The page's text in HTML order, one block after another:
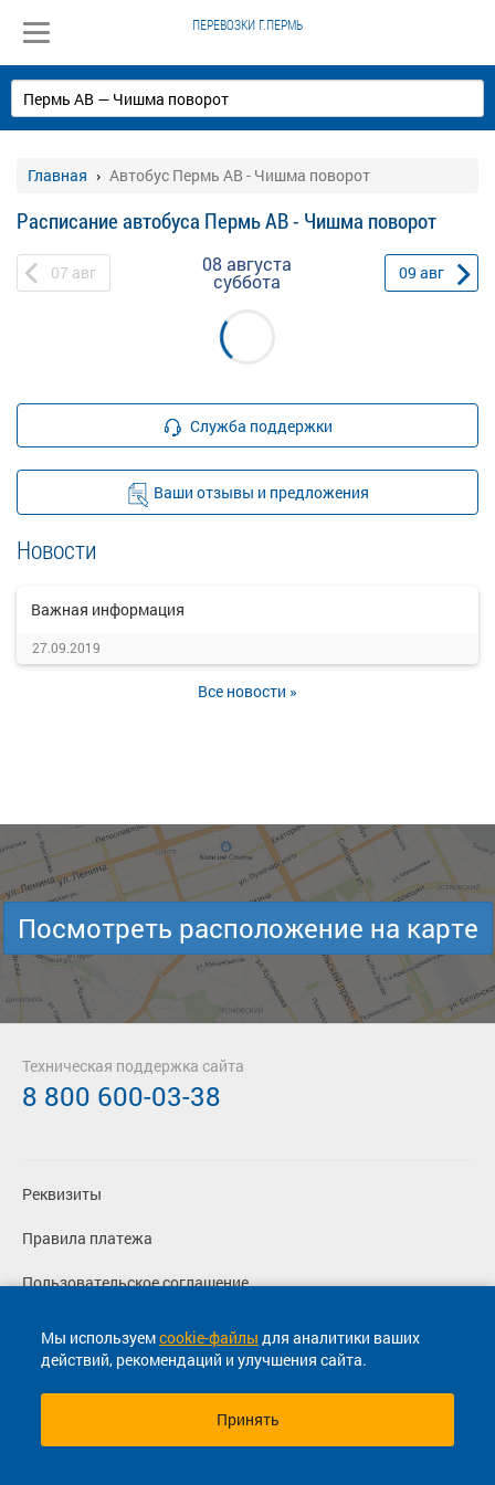
ПЕРЕВОЗКИ Г.ПЕРМЬ
Главная Автобус Пермь АВ - Чишма поворот
Расписание автобуса Пермь АВ - Чишма поворот
07 авг 08 августа
суббота 09 авг
Служба поддержки
Ваши отзывы и предложения
Новости
Важная информация
27.09.2019
Все новости »
Мы используемcookie-файлы для аналитики ваших
действий, рекомендаций и улучшения сайта.
Принять
Посмотреть расположение на карте
Реквизиты
Правила платежа
Пользовательское соглашение
Политика конфиденциальности
Согласие на маркетинговые сообщения
Техническая поддержка сайта
8 800 600-03-38
© 2013-2026, ООО "Капитал"- Онлайн сервис продажи